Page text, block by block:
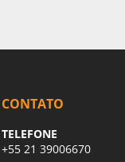
CONTATO
TELEFONE
+55 21 39006670